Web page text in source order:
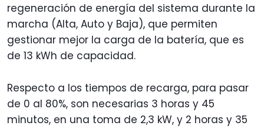
regeneración de energía del sistema durante la
marcha (Alta, Auto y Baja), que permiten
gestionar mejor la carga de la batería, que es
de 13 kWh de capacidad.
Respecto a los tiempos de recarga, para pasar
de 0 al 80%, son necesarias 3 horas y 45
minutos, en una toma de 2,3 kW, y 2 horas y 35